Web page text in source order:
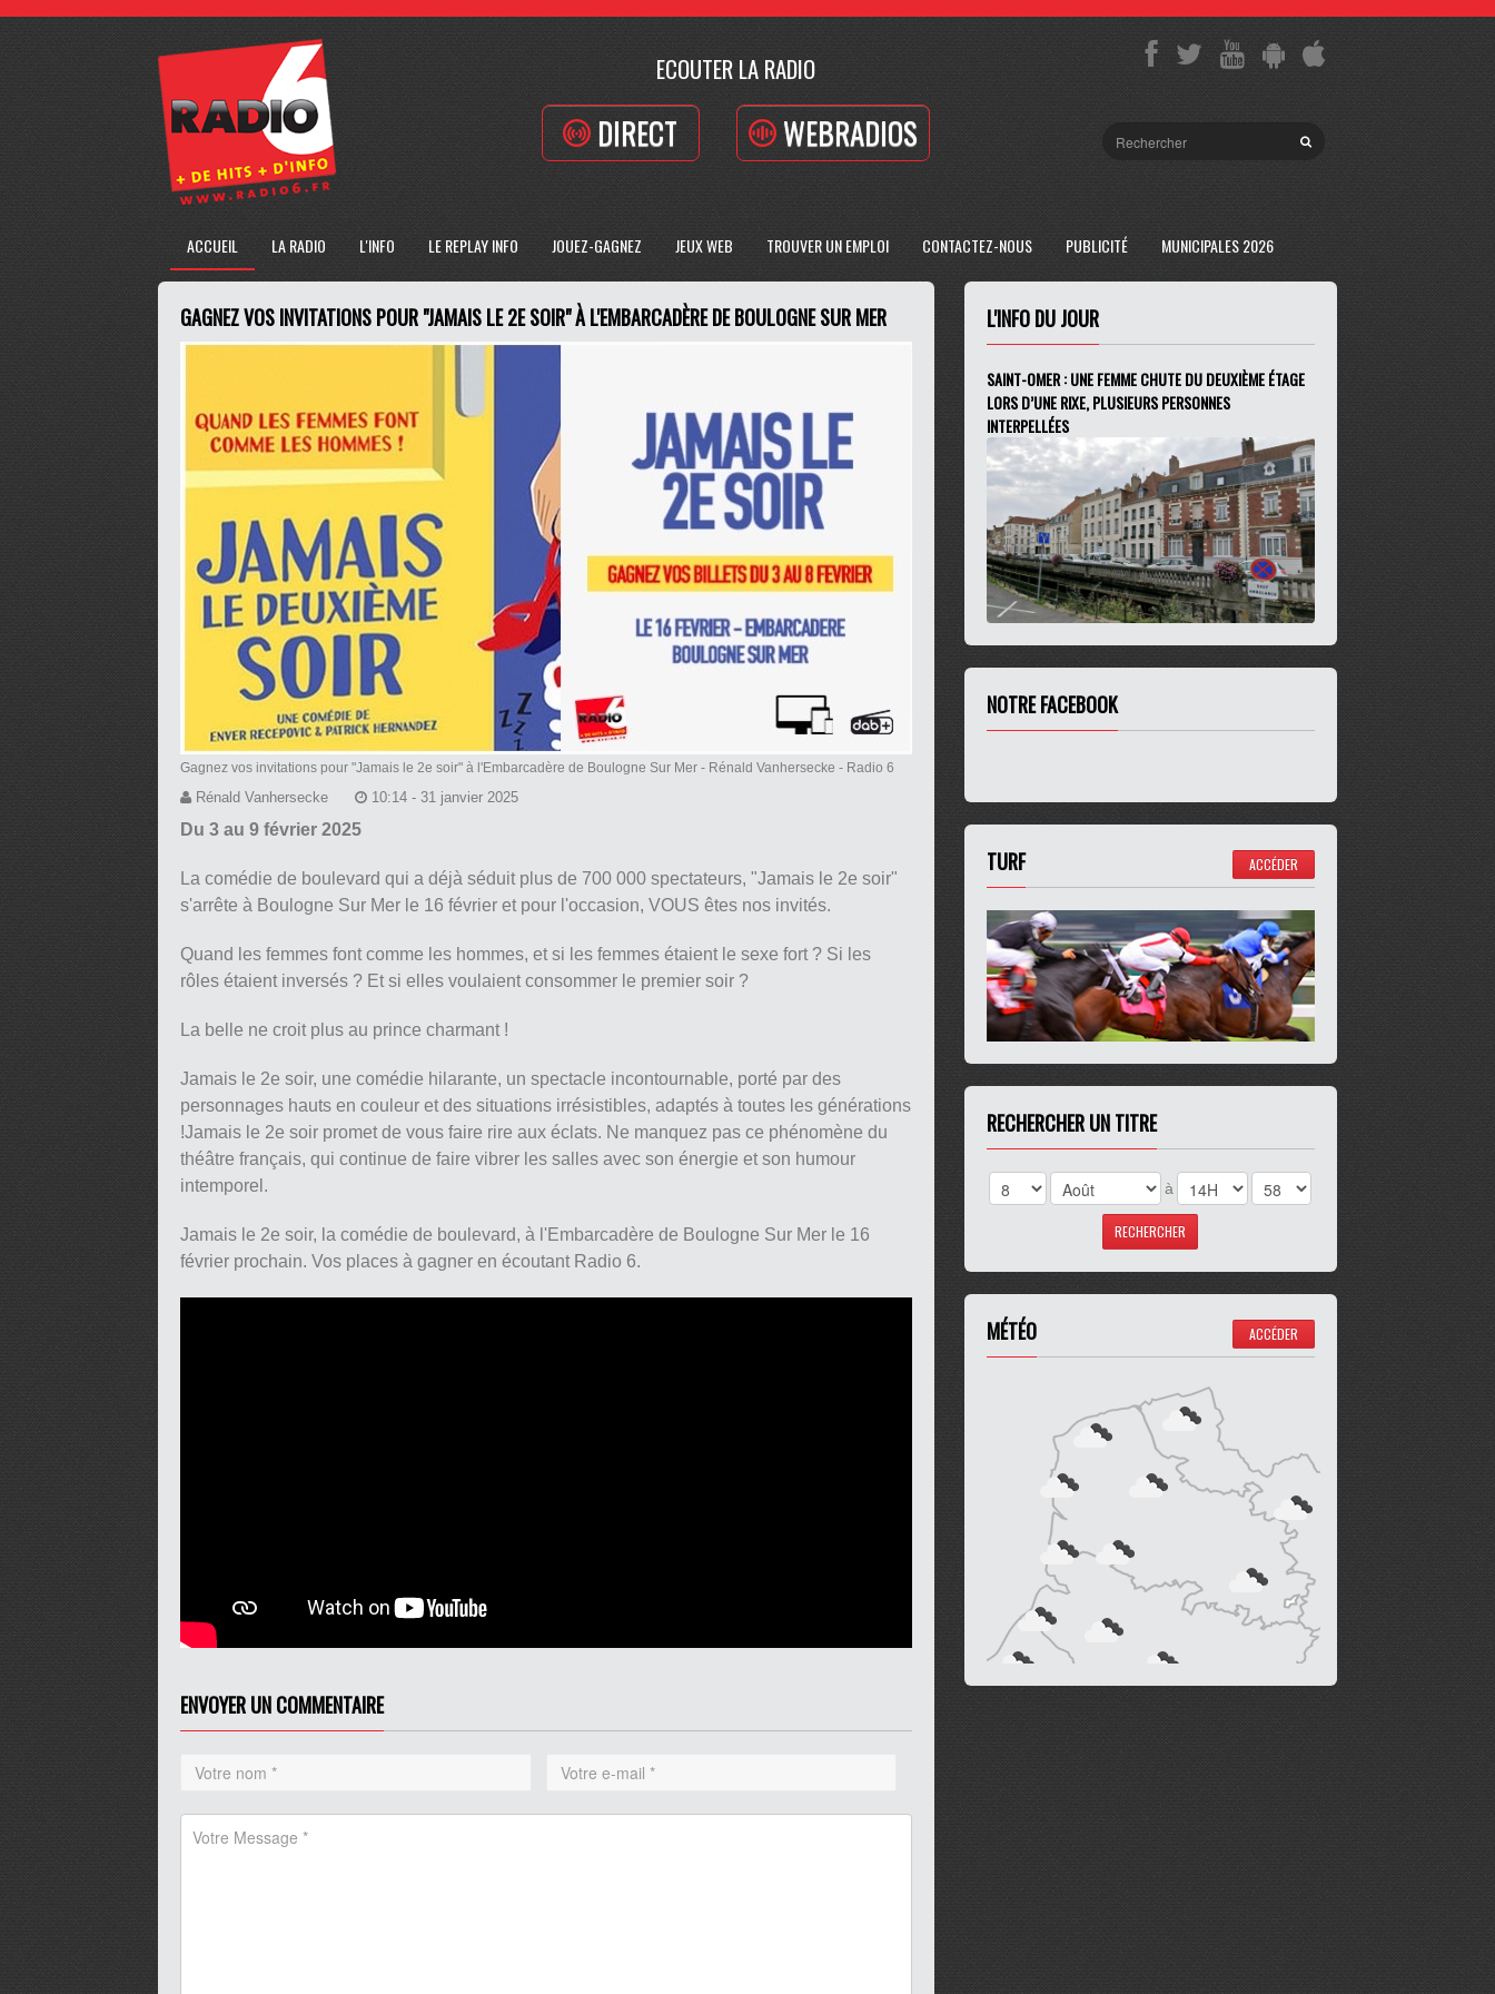
ECOUTER LA RADIO
DIRECT WEBRADIOS
ACCUEIL LA RADIO L'INFO LE REPLAY INFO JOUEZ-GAGNEZ JEUX WEB TROUVER UN EMPLOI CONTACTEZ-NOUS PUBLICITÉ MUNICIPALES 2026
GAGNEZ VOS INVITATIONS POUR "JAMAIS LE 2E SOIR" À L'EMBARCADÈRE DE BOULOGNE SUR MER
Gagnez vos invitations pour "Jamais le 2e soir" à l'Embarcadère de Boulogne Sur Mer - Rénald Vanhersecke - Radio 6
Rénald Vanhersecke 10:14 - 31 janvier 2025
Du 3 au 9 février 2025
La comédie de boulevard qui a déjà séduit plus de 700 000 spectateurs, "Jamais le 2e soir"
s'arrête à Boulogne Sur Mer le 16 février et pour l'occasion, VOUS êtes nos invités.
Quand les femmes font comme les hommes, et si les femmes étaient le sexe fort ? Si les
rôles étaient inversés ? Et si elles voulaient consommer le premier soir ?
La belle ne croit plus au prince charmant !
Jamais le 2e soir, une comédie hilarante, un spectacle incontournable, porté par des
personnages hauts en couleur et des situations irrésistibles, adaptés à toutes les générations
!Jamais le 2e soir promet de vous faire rire aux éclats. Ne manquez pas ce phénomène du
théâtre français, qui continue de faire vibrer les salles avec son énergie et son humour
intemporel.
Jamais le 2e soir, la comédie de boulevard, à l'Embarcadère de Boulogne Sur Mer le 16
février prochain. Vos places à gagner en écoutant Radio 6.
ENVOYER UN COMMENTAIRE
L'INFO DU JOUR
SAINT-OMER : UNE FEMME CHUTE DU DEUXIÈME ÉTAGE
LORS D’UNE RIXE, PLUSIEURS PERSONNES
INTERPELLÉES
NOTRE FACEBOOK
TURF ACCÉDER
RECHERCHER UN TITRE
à
MÉTÉO ACCÉDER